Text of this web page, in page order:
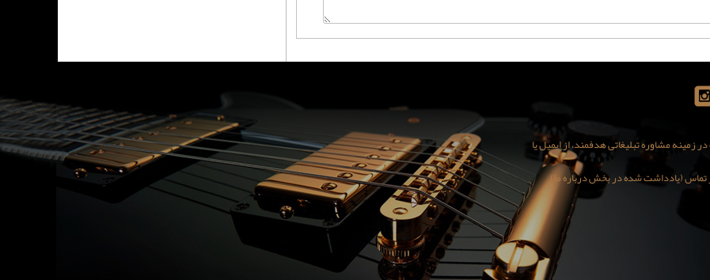
مشاوره تبلیغاتی هدفمند، از ایمیل یا
تماس (یادداشت شده در بخش درباره ما)